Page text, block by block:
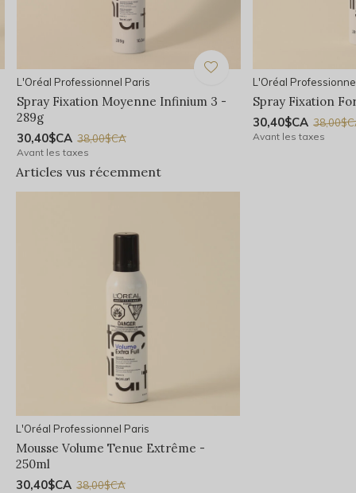
L'Oréal Professionnel Paris
Spray Fixation Moyenne Infinium 3 -
289g
30,40$CA 38,00$CA
Avant les taxes
L'Oréal
Spray Fixation
30,40$CA
Avant les taxes
Articles vus récemment
L'Oréal Professionnel Paris
Mousse Volume Tenue Extrême -
250ml
30,40$CA 38,00$CA